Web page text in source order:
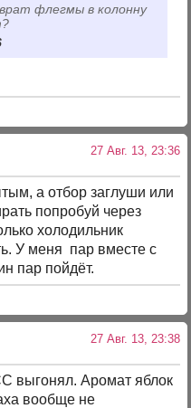
флегмы в колонну
27 Авг. 13, 23:36
а отбор заглуши или
попробуй через
холодильник
У меня пар вместе с
пар пойдёт.
27 Авг. 13, 23:38
выгонял. Аромат яблок
вообще не